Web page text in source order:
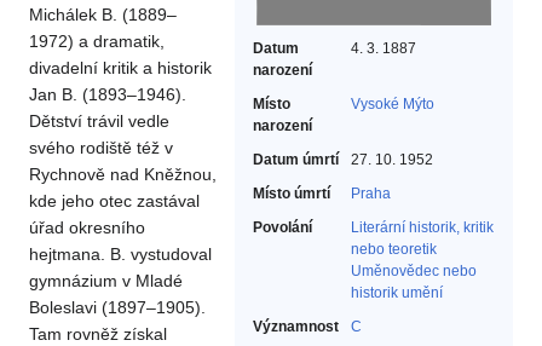
Datum
narození
4. 3. 1887
Místo
narození
Vysoké Mýto
Datum úmrtí
27. 10. 1952
Místo úmrtí
Praha
Povolání
Literární historik, kritik
nebo teoretik‎
Uměnovědec nebo
historik umění‎
Významnost
C
Michálek B. (1889–
1972) a dramatik,
divadelní kritik a historik
Jan B. (1893–1946).
Dětství trávil vedle
svého rodiště též v
Rychnově nad Kněžnou,
kde jeho otec zastával
úřad okresního
hejtmana. B. vystudoval
gymnázium v Mladé
Boleslavi (1897–1905).
Tam rovněž získal